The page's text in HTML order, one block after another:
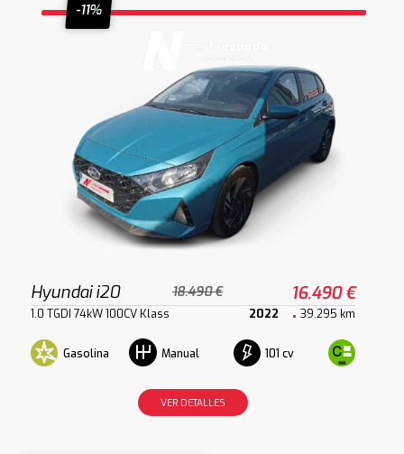
-11%
Hyundai i20 18.490 € 16.490 €
1.0 TGDI 74kW 100CV Klass 2022 39.295 km
Gasolina Manual 101 cv
VER DETALLES